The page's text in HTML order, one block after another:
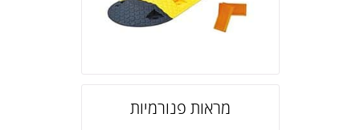
מראות פנורמיות